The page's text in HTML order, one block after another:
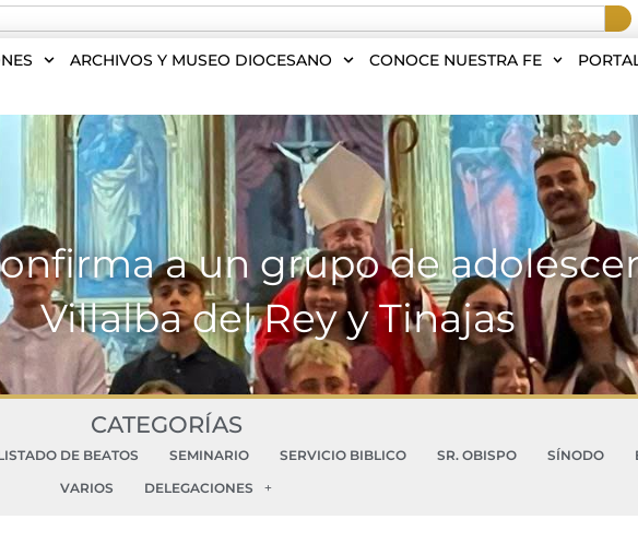
ARCHIVOS Y MUSEO DIOCESANO CONOCE NUESTRA FE
a un grupo de
Villalba del Rey y Tinajas
CATEGORÍAS
DE BEATOS SEMINARIO SERVICIO BIBLICO SR. OBISPO SÍNODO
VARIOS
DELEGACIONES